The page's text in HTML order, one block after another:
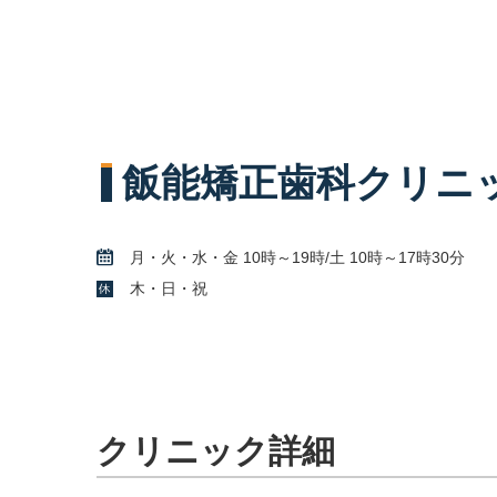
飯能矯正歯科クリニ
月・火・水・金 10時～19時/土 10時～17時30分
木・日・祝
クリニック詳細